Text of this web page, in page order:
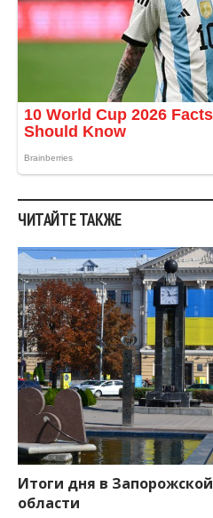
ЧИТАЙТЕ ТАКЖЕ
Итоги дня в Запорожской
области